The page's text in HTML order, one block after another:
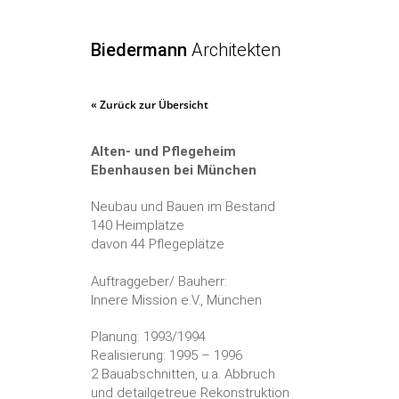
Biedermann Architekten
« Zurück zur Übersicht
Alten- und Pflegeheim
Ebenhausen bei München
Neubau und Bauen im Bestand
140 Heimplätze
davon 44 Pflegeplätze
Auftraggeber/ Bauherr:
Innere Mission e.V., München
Planung: 1993/1994
Realisierung: 1995 – 1996
2 Bauabschnitten, u.a. Abbruch
und detailgetreue Rekonstruktion